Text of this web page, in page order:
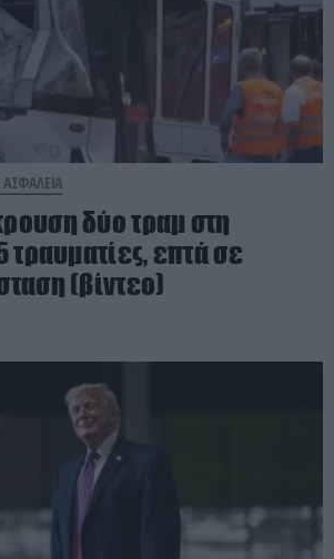
δύο τραμ στη
τραυματίες, επτά σε
(βίντεο)